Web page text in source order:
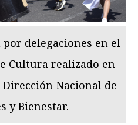
delegaciones en el
Cultura realizado en
Dirección Nacional de
y Bienestar.